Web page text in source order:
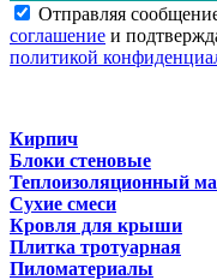
Отправляя
соглашение и
политикой
Кирпич
Блоки стеновые
Теплоизоляционный
Сухие смеси
Кровля для крыши
Плитка тротуарная
Пиломатериалы